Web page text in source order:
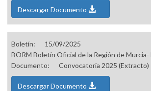
Descargar Documento
Boletín:
15/09/2025
BORM Boletín Oficial de la Región de Murcia-
Documento:
Convocatoria 2025 (Extracto)
Descargar Documento